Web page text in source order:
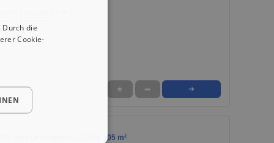
★ ➦ ➜
in Bad Oeynhausen 1.490 € 105 m²
die
Cookie-